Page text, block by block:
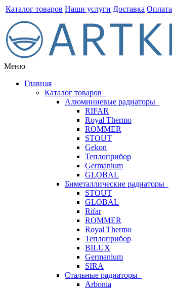
Каталог товаров Наши услуги Доставка Оплата
Меню
Главная
Каталог товаров
Алюминиевые радиаторы
RIFAR
Royal Thermo
ROMMER
STOUT
Gekon
Теплоприбор
Germanium
GLOBAL
Биметаллические радиаторы
STOUT
GLOBAL
Rifar
ROMMER
Royal Thermo
Теплоприбор
BILUX
Germanium
SIRA
Стальные радиаторы
Arbonia